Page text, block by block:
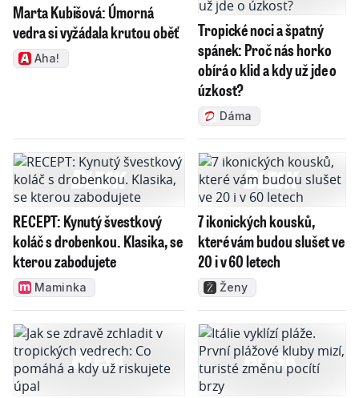
Marta Kubišová: Úmorná
vedra si vyžádala krutou oběť
Aha!
Tropické noci a špatný
spánek: Proč nás horko
obírá o klid a kdy už jde o
úzkost?
Dáma
RECEPT: Kynutý švestkový
koláč s drobenkou. Klasika, se
kterou zabodujete
Maminka
7 ikonických kousků,
které vám budou slušet ve
20 i v 60 letech
Ženy